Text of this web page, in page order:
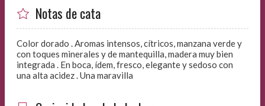
Notas de cata
Color dorado . Aromas intensos, cítricos, manzana verde y
con toques minerales y de mantequilla, madera muy bien
integrada . En boca, ídem, fresco, elegante y sedoso con
una alta acidez . Una maravilla